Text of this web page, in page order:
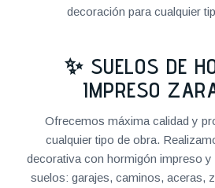
decoración para cualquier
✨ SUELOS DE
IMPRESO
Ofrecemos máxima calidad y
cualquier tipo de obra.
decorativa con hormigón impreso y
suelos: garajes, caminos, aceras,